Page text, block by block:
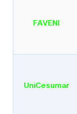
FAVENI
UniCesumar